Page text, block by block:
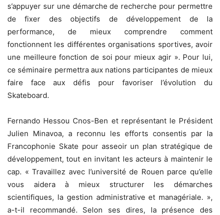
s’appuyer sur une démarche de recherche pour permettre
de fixer des objectifs de développement de la
performance, de mieux comprendre comment
fonctionnent les différentes organisations sportives, avoir
une meilleure fonction de soi pour mieux agir ». Pour lui,
ce séminaire permettra aux nations participantes de mieux
faire face aux défis pour favoriser l’évolution du
Skateboard.
Fernando Hessou Cnos-Ben et représentant le Président
Julien Minavoa, a reconnu les efforts consentis par la
Francophonie Skate pour asseoir un plan stratégique de
développement, tout en invitant les acteurs à maintenir le
cap. « Travaillez avec l’université de Rouen parce qu’elle
vous aidera à mieux structurer les démarches
scientifiques, la gestion administrative et managériale. »,
a-t-il recommandé. Selon ses dires, la présence des